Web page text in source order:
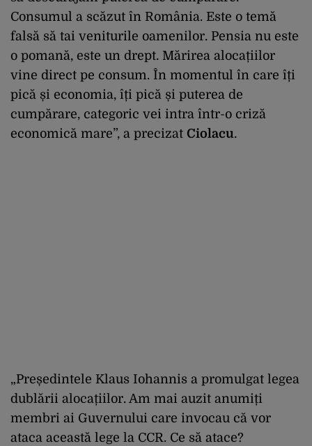
Consumul a scăzut în România. Este o temă
falsă să tai veniturile oamenilor. Pensia nu este
o pomană, este un drept. Mărirea alocațiilor
vine direct pe consum. În momentul în care îți
pică și economia, îți pică și puterea de
cumpărare, categoric vei intra într-o criză
economică mare”, a precizat Ciolacu.
„Președintele Klaus Iohannis a promulgat legea
dublării alocațiilor. Am mai auzit anumiți
membri ai Guvernului care invocau că vor
ataca această lege la CCR. Ce să atace?